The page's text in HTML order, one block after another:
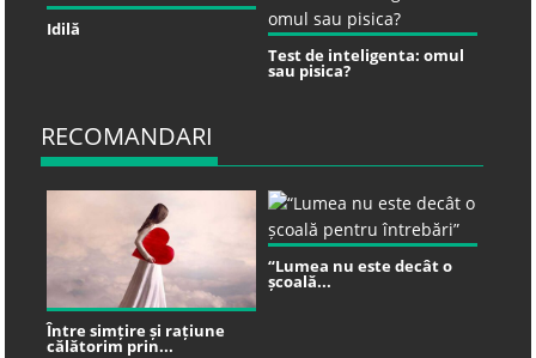
Idilă
Test de inteligenta: omul
sau pisica?
RECOMANDARI
Între simțire și rațiune
călătorim prin...
“Lumea nu este decât o
școală...